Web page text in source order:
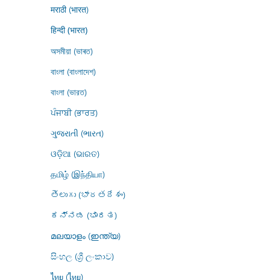
मराठी (भारत)
हिन्दी (भारत)
অসমীয়া (ভাৰত)
বাংলা (বাংলাদেশ)
বাংলা (ভারত)
ਪੰਜਾਬੀ (ਭਾਰਤ)
ગુજરાતી (ભારત)
ଓଡ଼ିଆ (ଭାରତ)
தமிழ் (இந்தியா)
తెలుగు (భారతదేశం)
ಕನ್ನಡ (ಭಾರತ)
മലയാളം (ഇന്ത്യ)
සිංහල (ශ්‍රී ලංකාව)
ไทย (ไทย)